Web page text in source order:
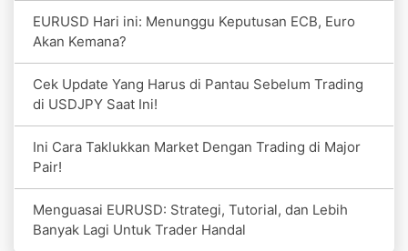
EURUSD Hari ini: Menunggu Keputusan ECB, Euro
Akan Kemana?
Cek Update Yang Harus di Pantau Sebelum Trading
di USDJPY Saat Ini!
Ini Cara Taklukkan Market Dengan Trading di Major
Pair!
Menguasai EURUSD: Strategi, Tutorial, dan Lebih
Banyak Lagi Untuk Trader Handal